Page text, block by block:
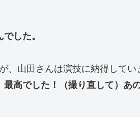
した。
、山田さんは演技に納得して
最高でした！（撮り直して）あ